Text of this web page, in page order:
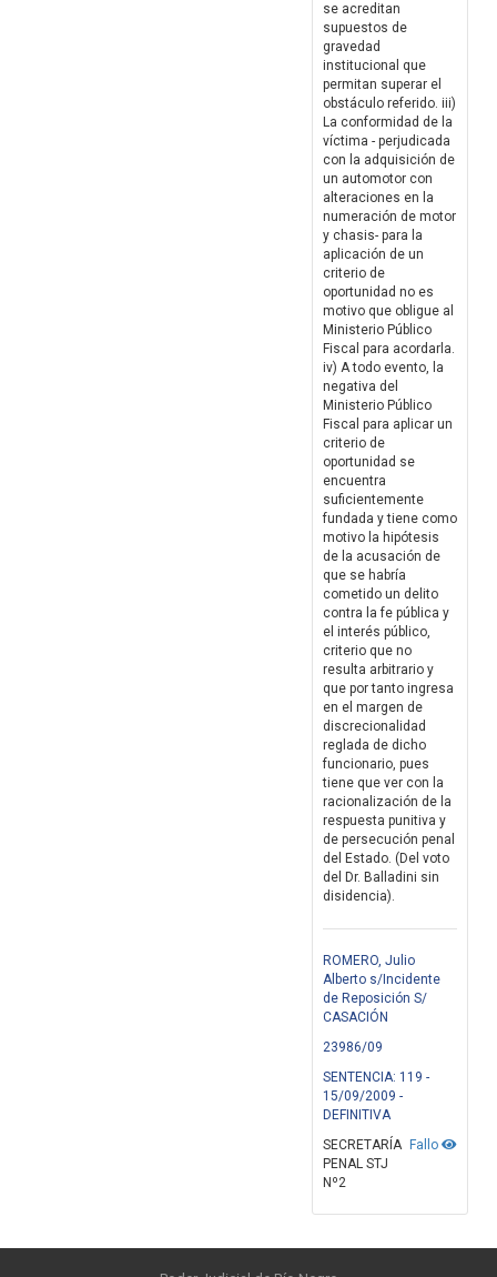
se acreditan
supuestos de
gravedad
institucional que
permitan superar el
obstáculo referido. iii)
La conformidad de la
víctima - perjudicada
con la adquisición de
un automotor con
alteraciones en la
numeración de motor
y chasis- para la
aplicación de un
criterio de
oportunidad no es
motivo que obligue al
Ministerio Público
Fiscal para acordarla.
iv) A todo evento, la
negativa del
Ministerio Público
Fiscal para aplicar un
criterio de
oportunidad se
encuentra
suficientemente
fundada y tiene como
motivo la hipótesis
de la acusación de
que se habría
cometido un delito
contra la fe pública y
el interés público,
criterio que no
resulta arbitrario y
que por tanto ingresa
en el margen de
discrecionalidad
reglada de dicho
funcionario, pues
tiene que ver con la
racionalización de la
respuesta punitiva y
de persecución penal
del Estado. (Del voto
del Dr. Balladini sin
disidencia).
ROMERO, Julio
Alberto s/Incidente
de Reposición S/
CASACIÓN
23986/09
SENTENCIA: 119 -
15/09/2009 -
DEFINITIVA
Fallo
SECRETARÍA
PENAL STJ
Nº2